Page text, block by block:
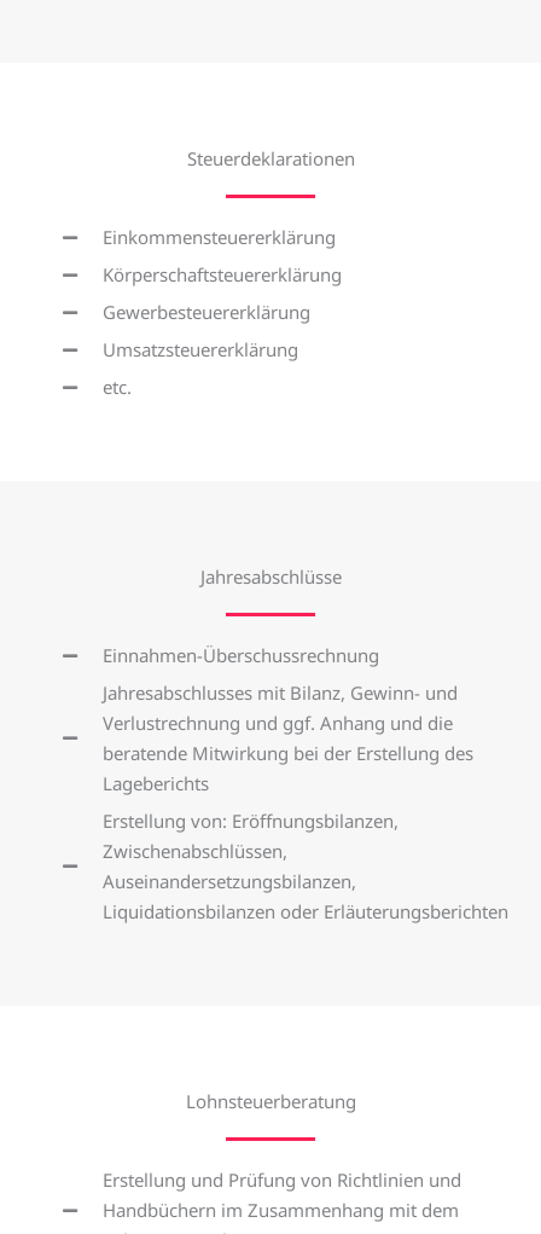
Steuerdeklarationen
Einkommensteuererklärung
Körperschaftsteuererklärung
Gewerbesteuererklärung
Umsatzsteuererklärung
etc.
Jahresabschlüsse
Einnahmen-Überschussrechnung
Jahresabschlusses mit Bilanz, Gewinn- und
Verlustrechnung und ggf. Anhang und die
beratende Mitwirkung bei der Erstellung des
Lageberichts
Erstellung von: Eröffnungsbilanzen,
Zwischenabschlüssen,
Auseinandersetzungsbilanzen,
Liquidationsbilanzen oder Erläuterungsberichten
Lohnsteuerberatung
Erstellung und Prüfung von Richtlinien und
Handbüchern im Zusammenhang mit dem